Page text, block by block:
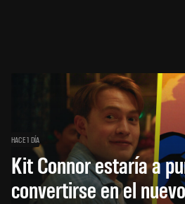
HACE 1 DÍA
Kit Connor estaría a
convertirse en el